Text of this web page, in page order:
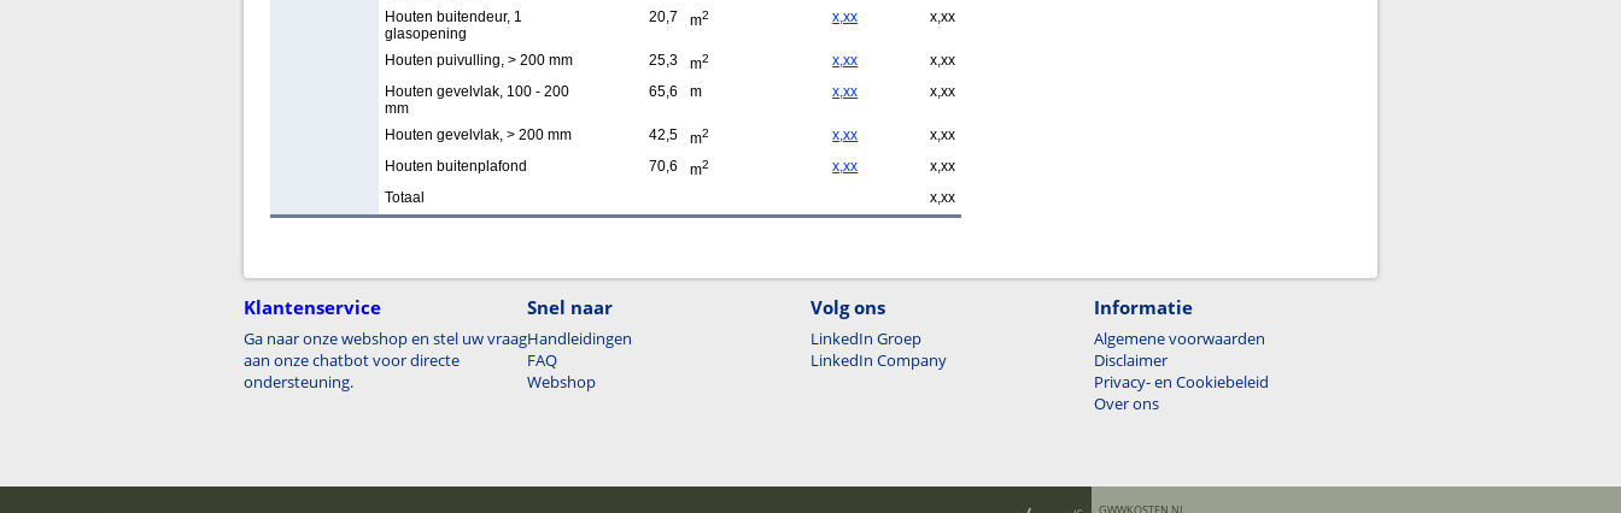
Houten buitendeur, 1
glasopening
20,7 m2 x,xx x,xx
Houten puivulling, > 200 mm 25,3 m2 x,xx
x,xx
Houten gevelvlak, 100 - 200
mm
65,6 m x,xx x,xx
Houten gevelvlak, > 200 mm 42,5 m2 x,xx
x,xx
Houten buitenplafond
70,6 m2 x,xx
x,xx
Totaal
x,xx
Klantenservice
Ga naar onze webshop en stel uw vraag
aan onze chatbot voor directe
ondersteuning.
Snel naar
Handleidingen
FAQ
Webshop
Volg ons
LinkedIn Groep
LinkedIn Company
Informatie
Algemene voorwaarden
Disclaimer
Privacy- en Cookiebeleid
Over ons
GWWKOSTEN.NL